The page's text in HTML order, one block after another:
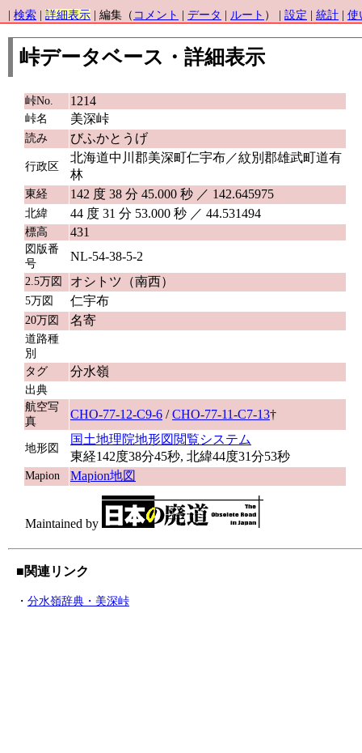
検索 詳細表示 | 編集（ コメント データ ルート ） | 設定 統計 使
峠データベース・詳細表示
峠No. 1214
峠名 美深峠
読み びふかとうげ
行政区
北海道中川郡美深町仁宇布／紋別郡雄武町道有
林
東経 142 度 38 分 45.000 秒 ／ 142.645975
北緯 44 度 31 分 53.000 秒 ／ 44.531494
標高 431
図版番
号
NL-54-38-5-2
2.5万図 オシトツ（南西）
5万図 仁宇布
20万図 名寄
道路種
別
タグ
分水嶺
出典
航空写
真
CHO-77-12-C9-6 /CHO-77-11-C7-13†
地形図
国土地理院地形図閲覧システム
東経142度38分45秒, 北緯44度31分53秒
Mapion Mapion地図
Maintained by
■関連リンク
・ 分水嶺辞典・美深峠